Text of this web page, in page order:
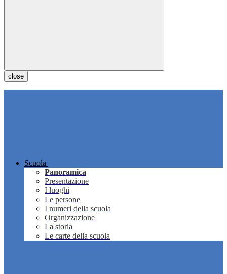
close
Scuola
Panoramica
Presentazione
I luoghi
Le persone
I numeri della scuola
Organizzazione
La storia
Le carte della scuola